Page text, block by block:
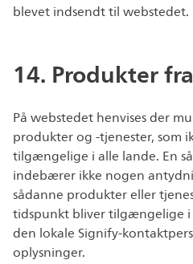
blevet indsendt til webstedet.
14. Produkter
På webstedet henvises der
produkter og -tjenester, som
tilgængelige i alle lande. En
indebærer ikke nogen
sådanne produkter eller
tidspunkt bliver tilgængelige
den lokale Signify-
oplysninger.